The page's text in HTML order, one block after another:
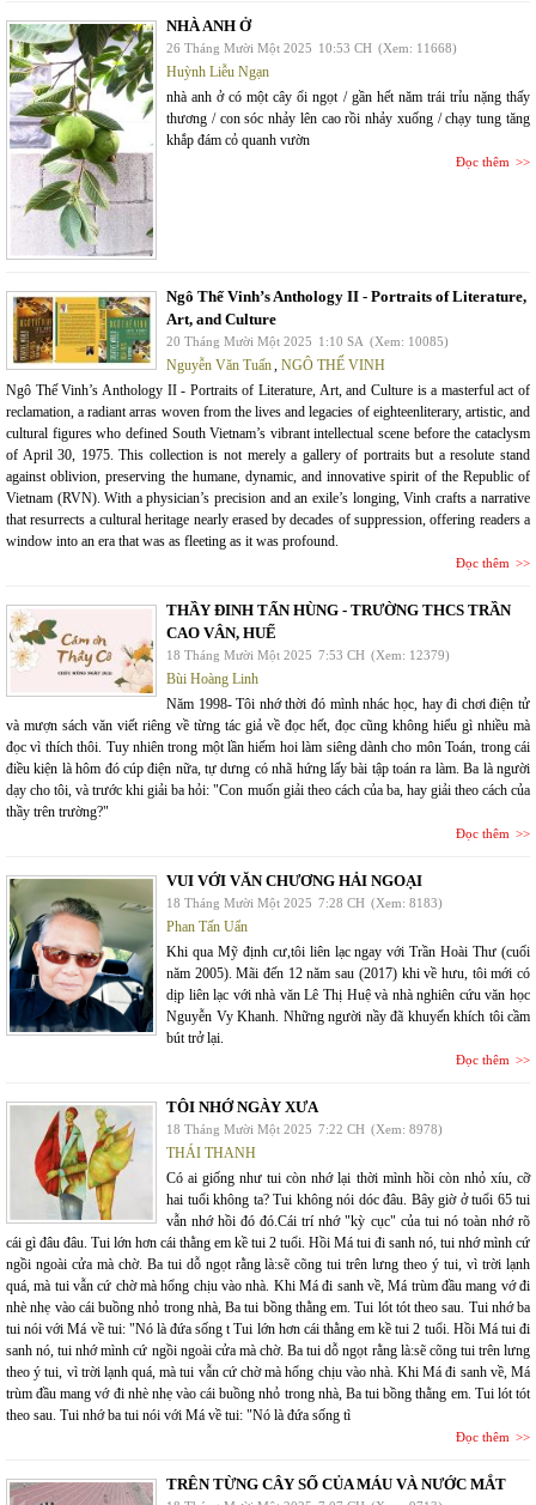
NHÀ ANH Ở
26 Tháng Mười Một 2025 10:53 CH (Xem: 11668)
Huỳnh Liễu Ngạn
nhà anh ở có một cây ổi ngọt / gần hết năm trái trỉu nặng thấy
thương / con sóc nhảy lên cao rồi nhảy xuống / chạy tung tăng
khắp đám cỏ quanh vườn
Đọc thêm
Ngô Thế Vinh’s Anthology II - Portraits of Literature,
Art, and Culture
20 Tháng Mười Một 2025 1:10 SA (Xem: 10085)
Nguyễn Văn Tuấn, NGÔ THẾ VINH
Ngô Thế Vinh’s Anthology II - Portraits of Literature, Art, and Culture is a masterful act of
reclamation, a radiant arras woven from the lives and legacies of eighteenliterary, artistic, and
cultural figures who defined South Vietnam’s vibrant intellectual scene before the cataclysm
of April 30, 1975. This collection is not merely a gallery of portraits but a resolute stand
against oblivion, preserving the humane, dynamic, and innovative spirit of the Republic of
Vietnam (RVN). With a physician’s precision and an exile’s longing, Vinh crafts a narrative
that resurrects a cultural heritage nearly erased by decades of suppression, offering readers a
window into an era that was as fleeting as it was profound.
Đọc thêm
THẦY ĐINH TẤN HÙNG - TRƯỜNG THCS TRẦN
CAO VÂN, HUẾ
18 Tháng Mười Một 2025 7:53 CH (Xem: 12379)
Bùi Hoàng Linh
Năm 1998- Tôi nhớ thời đó mình nhác học, hay đi chơi điện tử
và mượn sách văn viết riêng về từng tác giả về đọc hết, đọc cũng không hiểu gì nhiều mà
đọc vì thích thôi. Tuy nhiên trong một lần hiếm hoi làm siêng dành cho môn Toán, trong cái
điều kiện là hôm đó cúp điện nữa, tự dưng có nhã hứng lấy bài tập toán ra làm. Ba là người
dạy cho tôi, và trước khi giải ba hỏi: "Con muốn giải theo cách của ba, hay giải theo cách của
thầy trên trường?"
Đọc thêm
VUI VỚI VĂN CHƯƠNG HẢI NGOẠI
18 Tháng Mười Một 2025 7:28 CH (Xem: 8183)
Phan Tấn Uẩn
Khi qua Mỹ định cư,tôi liên lạc ngay với Trần Hoài Thư (cuối
năm 2005). Mãi đến 12 năm sau (2017) khi về hưu, tôi mới có
dịp liên lạc với nhà văn Lê Thị Huệ và nhà nghiên cứu văn học
Nguyễn Vy Khanh. Những người nầy đã khuyến khích tôi cầm
bút trở lại.
Đọc thêm
TÔI NHỚ NGÀY XƯA
18 Tháng Mười Một 2025 7:22 CH (Xem: 8978)
THÁI THANH
Có ai giống như tui còn nhớ lại thời mình hồi còn nhỏ xíu, cỡ
hai tuổi không ta? Tui không nói dóc đâu. Bây giờ ở tuổi 65 tui
vẫn nhớ hồi đó đó.Cái trí nhớ "kỳ cục" của tui nó toàn nhớ rõ
cái gì đâu đâu. Tui lớn hơn cái thằng em kề tui 2 tuổi. Hồi Má tui đi sanh nó, tui nhớ mình cứ
ngồi ngoài cửa mà chờ. Ba tui dỗ ngọt rằng là:sẽ cõng tui trên lưng theo ý tui, vì trời lạnh
quá, mà tui vẫn cứ chờ mà hổng chịu vào nhà. Khi Má đi sanh về, Má trùm đầu mang vớ đi
nhè nhẹ vào cái buồng nhỏ trong nhà, Ba tui bồng thằng em. Tui lót tót theo sau. Tui nhớ ba
tui nói với Má về tui: "Nó là đứa sống t Tui lớn hơn cái thằng em kề tui 2 tuổi. Hồi Má tui đi
sanh nó, tui nhớ mình cứ ngồi ngoài cửa mà chờ. Ba tui dỗ ngọt rằng là:sẽ cõng tui trên lưng
theo ý tui, vì trời lạnh quá, mà tui vẫn cứ chờ mà hổng chịu vào nhà. Khi Má đi sanh về, Má
trùm đầu mang vớ đi nhè nhẹ vào cái buồng nhỏ trong nhà, Ba tui bồng thằng em. Tui lót tót
theo sau. Tui nhớ ba tui nói với Má về tui: "Nó là đứa sống tì
Đọc thêm
TRÊN TỪNG CÂY SỐ CỦA MÁU VÀ NƯỚC MẮT